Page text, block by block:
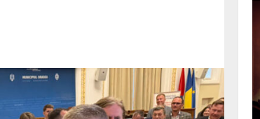
Festivalurile Clujului. De
ce atrage Clujul tinerii si
pe cei mai in varsta an de